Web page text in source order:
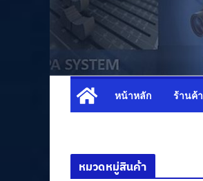
หน้าหลัก ร้านค้า
หมวดหมู่สินค้า